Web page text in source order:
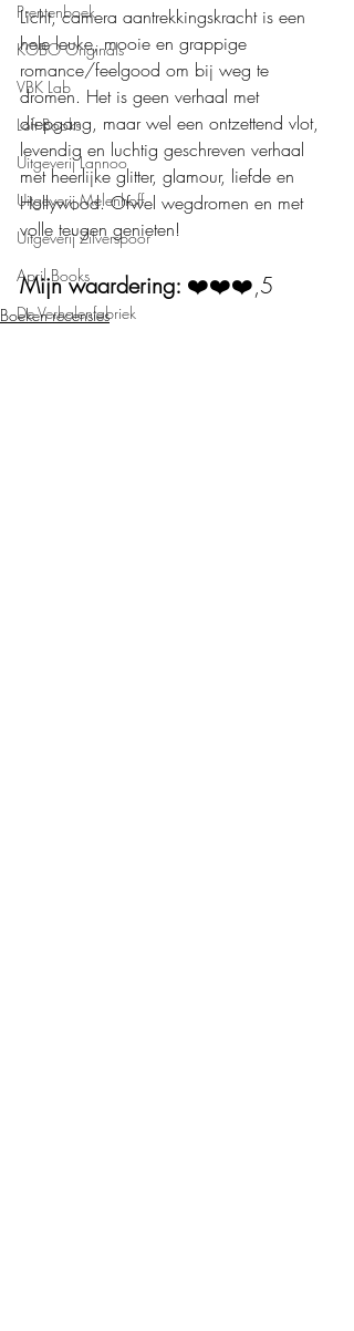
Prentenboek
KOBO Originals
VBK Lab
Loft Books
Uitgeverij Lannoo
Uitgeverij Melenhoff
Uitgeverij Zilverspoor
April Books
De Verhalenfabriek
Licht, camera aantrekkingskracht is een
hele leuke, mooie en grappige
romance/feelgood om bij weg te
dromen. Het is geen verhaal met
diepgang, maar wel een ontzettend vlot,
levendig en luchtig geschreven verhaal
met heerlijke glitter, glamour, liefde en
Hollywood. Ofwel wegdromen en met
volle teugen genieten!
Mijn waardering: ❤️❤️❤️,5
Boeken recensies